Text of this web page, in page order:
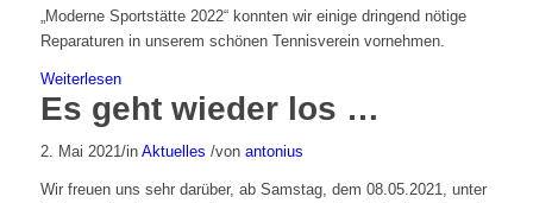
„Moderne Sportstätte 2022“ konnten wir einige dringend nötige
Reparaturen in unserem schönen Tennisverein vornehmen.
Weiterlesen
Es geht wieder los …
2. Mai 2021/in Aktuelles /von antonius
Wir freuen uns sehr darüber, ab Samstag, dem 08.05.2021, unter